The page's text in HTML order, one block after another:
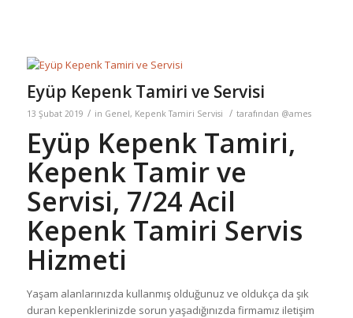
Eyüp Kepenk Tamiri ve Servisi
13 Şubat 2019 / in Genel, Kepenk Tamiri Servisi / tarafından @ames
Eyüp Kepenk Tamiri,
Kepenk Tamir ve
Servisi, 7/24 Acil
Kepenk Tamiri Servis
Hizmeti
Yaşam alanlarınızda kullanmış olduğunuz ve oldukça da şık
duran kepenklerinizde sorun yaşadığınızda firmamız iletişim